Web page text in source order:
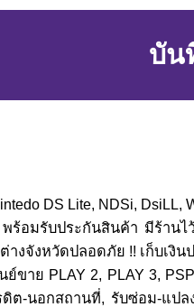
บัน
DS Lite, NDSi,
ร้อมรับประกันสินค้า มีร้านไ
างจังหวัดปลอดภัย !! เก็บเงิน
ย์ขาย PLAY 2, PLAY 3,
ดิต-นอกสถานที่, รับซ่อม-แปล